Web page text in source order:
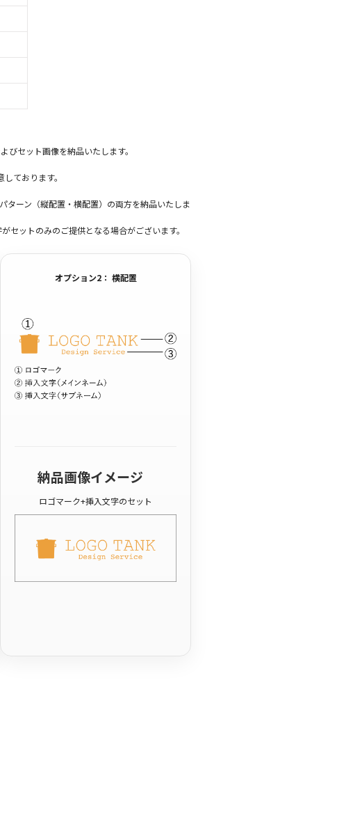
びセット画像を納品いたします。
ております。
ーン（縦配置・横配置）の両方を納品いたしま
セットのみのご提供となる場合がございます。
オプション2： 横配置
納品画像イメージ
ロゴマーク+挿入文字のセット